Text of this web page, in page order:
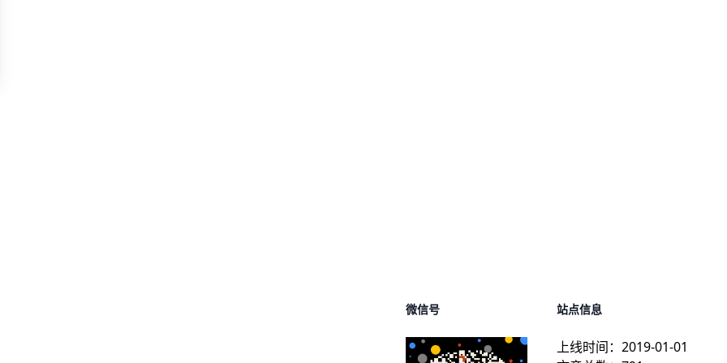
微信号 站点信息
上线时间： 2019-01-01